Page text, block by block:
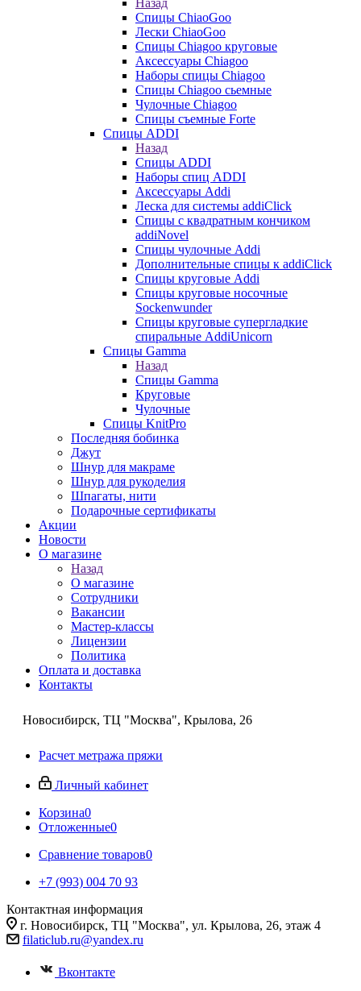
Спицы ChiaoGoo
Лески ChiaoGoo
Cпицы Сhiagoo круговые
Аксессуары Chiagoo
Наборы спицы Chiagoo
Спицы Chiagoo сьемные
Чулочные Chiagoo
Спицы съемные Forte
Спицы ADDI
Назад
Спицы ADDI
Наборы спиц ADDI
Аксессуары Addi
Леска для системы addiClick
Спицы с квадратным кончиком
addiNovel
Спицы чулочные Addi
Дополнительные спицы к addiClick
Спицы круговые Addi
Спицы круговые носочные
Sockenwunder
Спицы круговые супергладкие
спиральные AddiUnicorn
Спицы Gamma
Назад
Спицы Gamma
Круговые
Чулочные
Спицы KnitPro
Последняя бобинка
Джут
Шнур для макраме
Шнур для рукоделия
Шпагаты, нити
Подарочные сертификаты
Акции
Новости
О магазине
Назад
О магазине
Сотрудники
Вакансии
Мастер-классы
Лицензии
Политика
Оплата и доставка
Контакты
Новосибирск, ТЦ "Москва", Крылова, 26
Расчет метража пряжи
Личный кабинет
Корзина0
Отложенные0
Сравнение товаров0
+7 (993) 004 70 93
Контактная информация
г. Новосибирск, ТЦ "Москва", ул. Крылова, 26, этаж 4
filaticlub.ru@yandex.ru
Вконтакте